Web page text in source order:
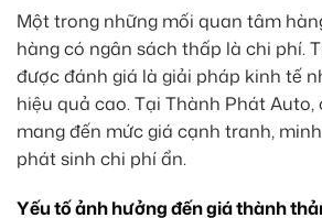
Một trong những mối quan tâm
hàng có ngân sách thấp là chi phí.
được đánh giá là giải pháp kinh tế
hiệu quả cao. Tại Thành Phát
mang đến mức giá cạnh tranh,
phát sinh chi phí ẩn.
Yếu tố ảnh hưởng đến giá thành